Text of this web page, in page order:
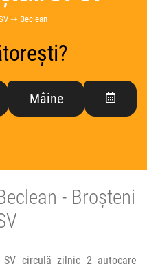
➞ Beclean
Mâine
- Broșteni
circulă zilnic 2 autocare